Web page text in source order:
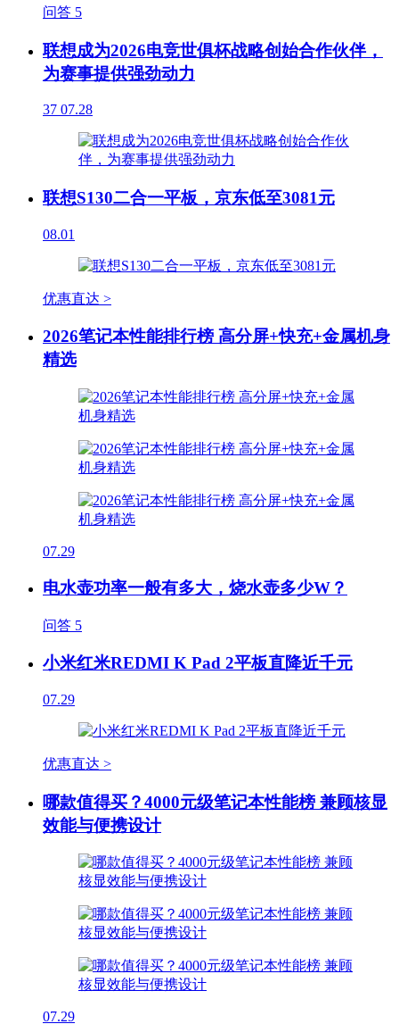
问答 5
联想成为2026电竞世俱杯战略创始合作伙伴，
为赛事提供强劲动力
37 07.28
联想S130二合一平板，京东低至3081元
08.01
优惠直达 >
2026笔记本性能排行榜 高分屏+快充+金属机身
精选
07.29
电水壶功率一般有多大，烧水壶多少W？
问答 5
小米红米REDMI K Pad 2平板直降近千元
07.29
优惠直达 >
哪款值得买？4000元级笔记本性能榜 兼顾核显
效能与便携设计
07.29